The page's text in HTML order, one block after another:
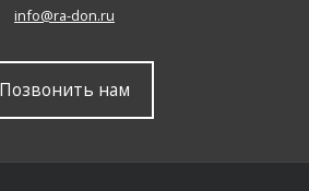
info@ra-don.ru
Позвонить нам